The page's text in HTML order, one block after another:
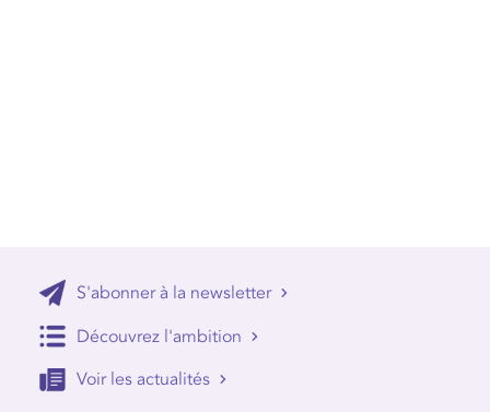
S'abonner à la newsletter
Découvrez l'ambition
Voir les actualités